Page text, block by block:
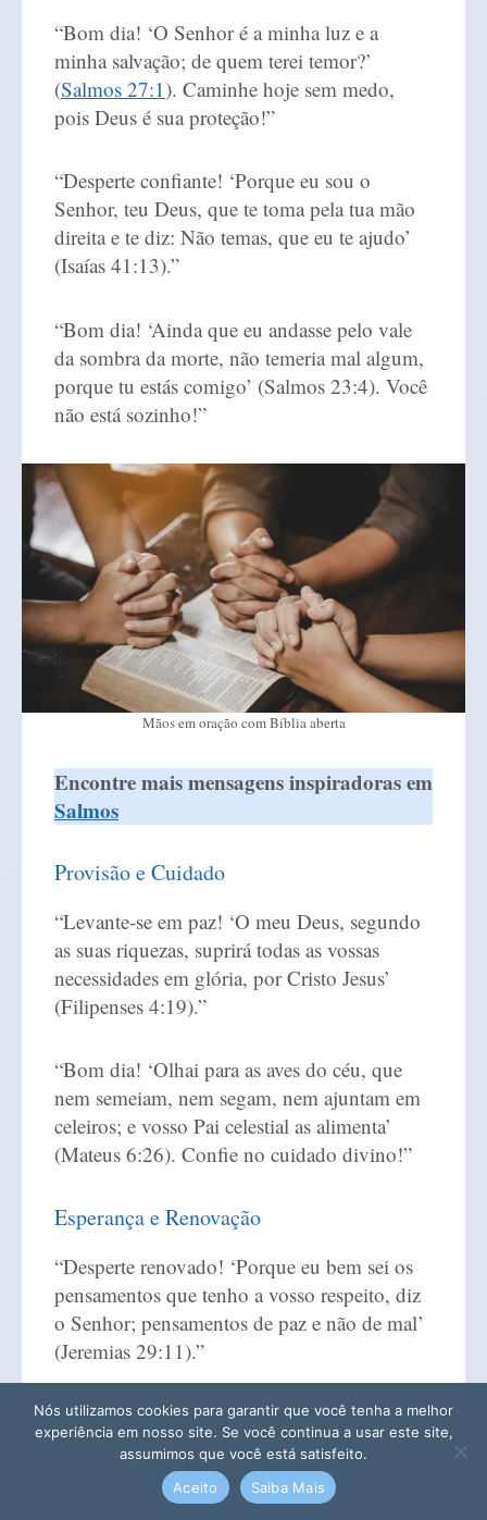
“Bom dia! ‘O Senhor é a minha luz e a
minha salvação; de quem terei temor?’
(Salmos 27:1). Caminhe hoje sem medo,
pois Deus é sua proteção!”
“Desperte confiante! ‘Porque eu sou o
Senhor, teu Deus, que te toma pela tua mão
direita e te diz: Não temas, que eu te ajudo’
(Isaías 41:13).”
“Bom dia! ‘Ainda que eu andasse pelo vale
da sombra da morte, não temeria mal algum,
porque tu estás comigo’ (Salmos 23:4). Você
não está sozinho!”
Mãos em oração com Bíblia aberta
Encontre mais mensagens inspiradoras em
Salmos
Provisão e Cuidado
“Levante-se em paz! ‘O meu Deus, segundo
as suas riquezas, suprirá todas as vossas
necessidades em glória, por Cristo Jesus’
(Filipenses 4:19).”
“Bom dia! ‘Olhai para as aves do céu, que
nem semeiam, nem segam, nem ajuntam em
celeiros; e vosso Pai celestial as alimenta’
(Mateus 6:26). Confie no cuidado divino!”
Esperança e Renovação
“Desperte renovado! ‘Porque eu bem sei os
pensamentos que tenho a vosso respeito, diz
o Senhor; pensamentos de paz e não de mal’
(Jeremias 29:11).”
“Bom dia! ‘Weeping may endure for a night,
but joy comes in the morning’ (Salmos
30:5). Sua alegria chegou com o
Nós utilizamos cookies para garantir que você tenha a melhor
experiência em nosso site. Se você continua a usar este site,
assumimos que você está satisfeito.
Aceito
Saiba Mais